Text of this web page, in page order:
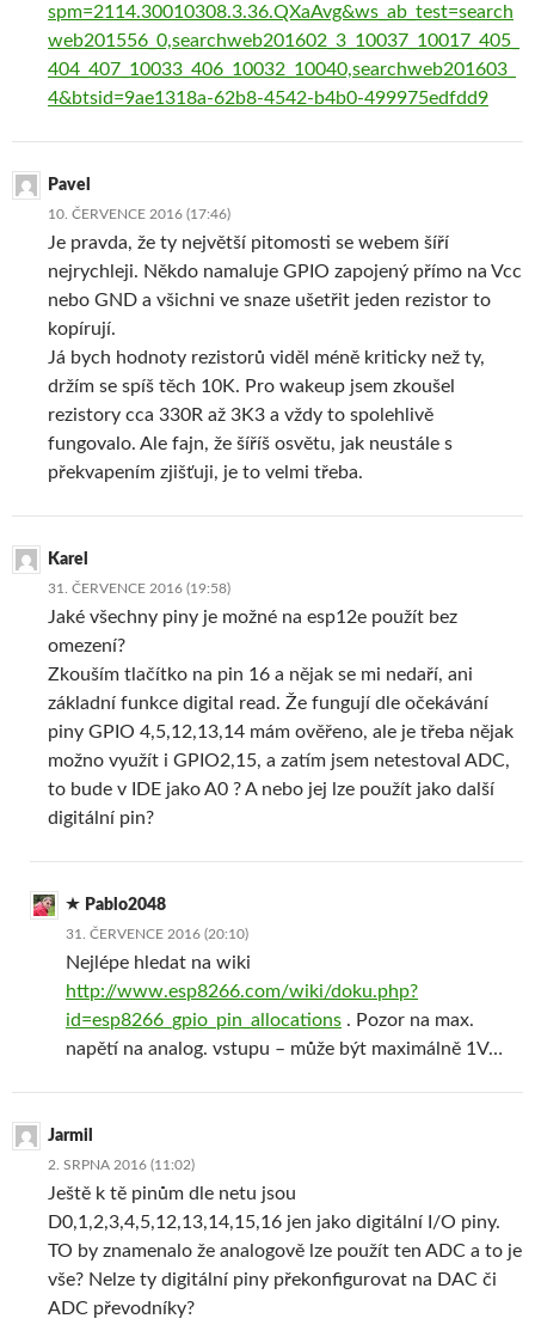
spm=2114.30010308.3.36.QXaAvg&ws_ab_test=search
web201556_0,searchweb201602_3_10037_10017_405_
404_407_10033_406_10032_10040,searchweb201603_
4&btsid=9ae1318a-62b8-4542-b4b0-499975edfdd9
Pavel
10. ČERVENCE 2016 (17:46)
Je pravda, že ty největší pitomosti se webem šíří
nejrychleji. Někdo namaluje GPIO zapojený přímo na Vcc
nebo GND a všichni ve snaze ušetřit jeden rezistor to
kopírují.
Já bych hodnoty rezistorů viděl méně kriticky než ty,
držím se spíš těch 10K. Pro wakeup jsem zkoušel
rezistory cca 330R až 3K3 a vždy to spolehlivě
fungovalo. Ale fajn, že šíříš osvětu, jak neustále s
překvapením zjišťuji, je to velmi třeba.
Karel
31. ČERVENCE 2016 (19:58)
Jaké všechny piny je možné na esp12e použít bez
omezení?
Zkouším tlačítko na pin 16 a nějak se mi nedaří, ani
základní funkce digital read. Že fungují dle očekávání
piny GPIO 4,5,12,13,14 mám ověřeno, ale je třeba nějak
možno využít i GPIO2,15, a zatím jsem netestoval ADC,
to bude v IDE jako A0 ? A nebo jej lze použít jako další
digitální pin?
Pablo2048
31. ČERVENCE 2016 (20:10)
Nejlépe hledat na wiki
http://www.esp8266.com/wiki/doku.php?
id=esp8266_gpio_pin_allocations . Pozor na max.
napětí na analog. vstupu – může být maximálně 1V…
Jarmil
2. SRPNA 2016 (11:02)
Ještě k tě pinům dle netu jsou
D0,1,2,3,4,5,12,13,14,15,16 jen jako digitální I/O piny.
TO by znamenalo že analogově lze použít ten ADC a to je
vše? Nelze ty digitální piny překonfigurovat na DAC či
ADC převodníky?